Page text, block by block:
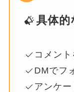
具体的
コメン
DMでフ
アンケー